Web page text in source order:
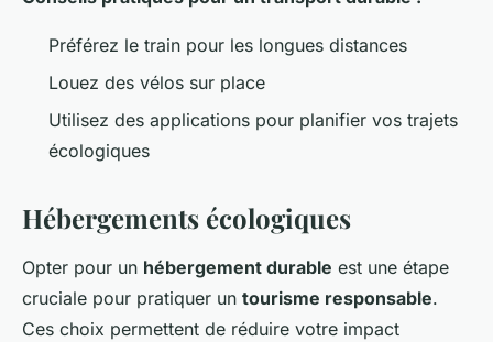
Préférez le train pour les longues distances
Louez des vélos sur place
Utilisez des applications pour planifier vos trajets
écologiques
Hébergements écologiques
Opter pour un hébergement durable est une étape
cruciale pour pratiquer un tourisme responsable.
Ces choix permettent de réduire votre impact